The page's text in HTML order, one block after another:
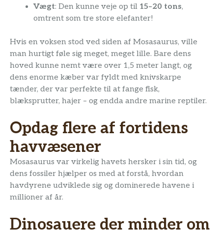
Vægt: Den kunne veje op til 15–20 tons,
omtrent som tre store elefanter!
Hvis en voksen stod ved siden af Mosasaurus, ville
man hurtigt føle sig meget, meget lille. Bare dens
hoved kunne nemt være over 1,5 meter langt, og
dens enorme kæber var fyldt med knivskarpe
tænder, der var perfekte til at fange fisk,
blæksprutter, hajer – og endda andre marine reptiler.
Opdag flere af fortidens
havvæsener
Mosasaurus var virkelig havets hersker i sin tid, og
dens fossiler hjælper os med at forstå, hvordan
havdyrene udviklede sig og dominerede havene i
millioner af år.
Dinosauere der minder om